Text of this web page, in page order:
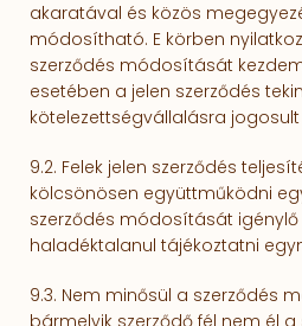
akaratával és közös
módosítható. E körben
szerződés módosítását
esetében a jelen szerződés
kötelezettségvállalásra
9.2. Felek jelen szerződés
kölcsönösen együttműködni
szerződés módosítását
haladéktalanul tájékoztatni
9.3. Nem minősül a szerződés
bármelyik szerződő fél nem él